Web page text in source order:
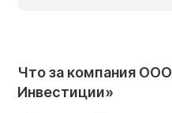
Что за компания
Инвестиции»